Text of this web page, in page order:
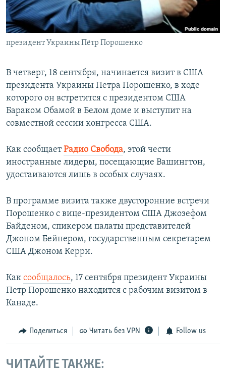
ПОБЕДИТЕЛЕЙ НЕ СУДЯТ?
КРЫМ.НЕПОКОРЕННЫЙ
ELIFBE
ПРИСОЕДИНЯЙТЕСЬ!
Все сайты RFE/RL
президент Украины Пётр Порошенко
В четверг, 18 сентября, начинается визит в США
президента Украины Петра Порошенко, в ходе
которого он встретится с президентом США
Бараком Обамой в Белом доме и выступит на
совместной сессии конгресса США.
Как сообщаетРадио Свобода, этой чести
иностранные лидеры, посещающие Вашингтон,
удостаиваются лишь в особых случаях.
В программе визита также двусторонние встречи
Порошенко с вице-президентом США Джозефом
Байденом, спикером палаты представителей
Джоном Бейнером, государственным секретарем
США Джоном Керри.
Как сообщалось, 17 сентября президент Украины
Петр Порошенко находится с рабочим визитом в
Канаде.
Поделиться Читать без VPN Follow us
ЧИТАЙТЕ ТАКЖЕ: